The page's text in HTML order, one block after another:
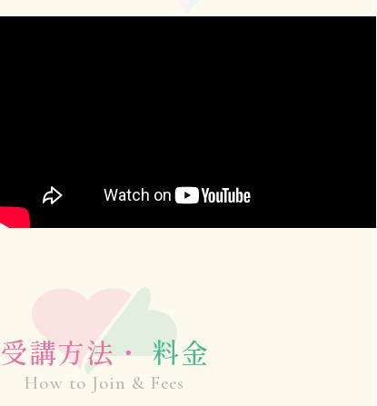
受講方法・ 料金
How to Join & Fees